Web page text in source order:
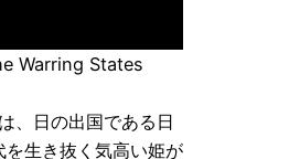
Warring States
、日の出国である日
を生き抜く気高い姫が